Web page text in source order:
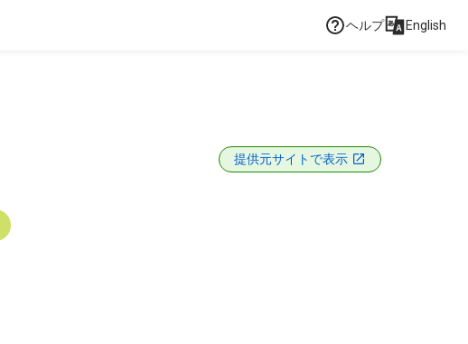
ヘルプ English
提供元サイトで表示